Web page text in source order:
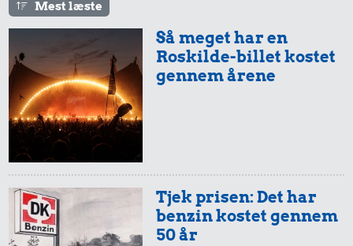
Mest læste
Så meget har en
Roskilde-billet kostet
gennem årene
Tjek prisen: Det har
benzin kostet gennem
50 år